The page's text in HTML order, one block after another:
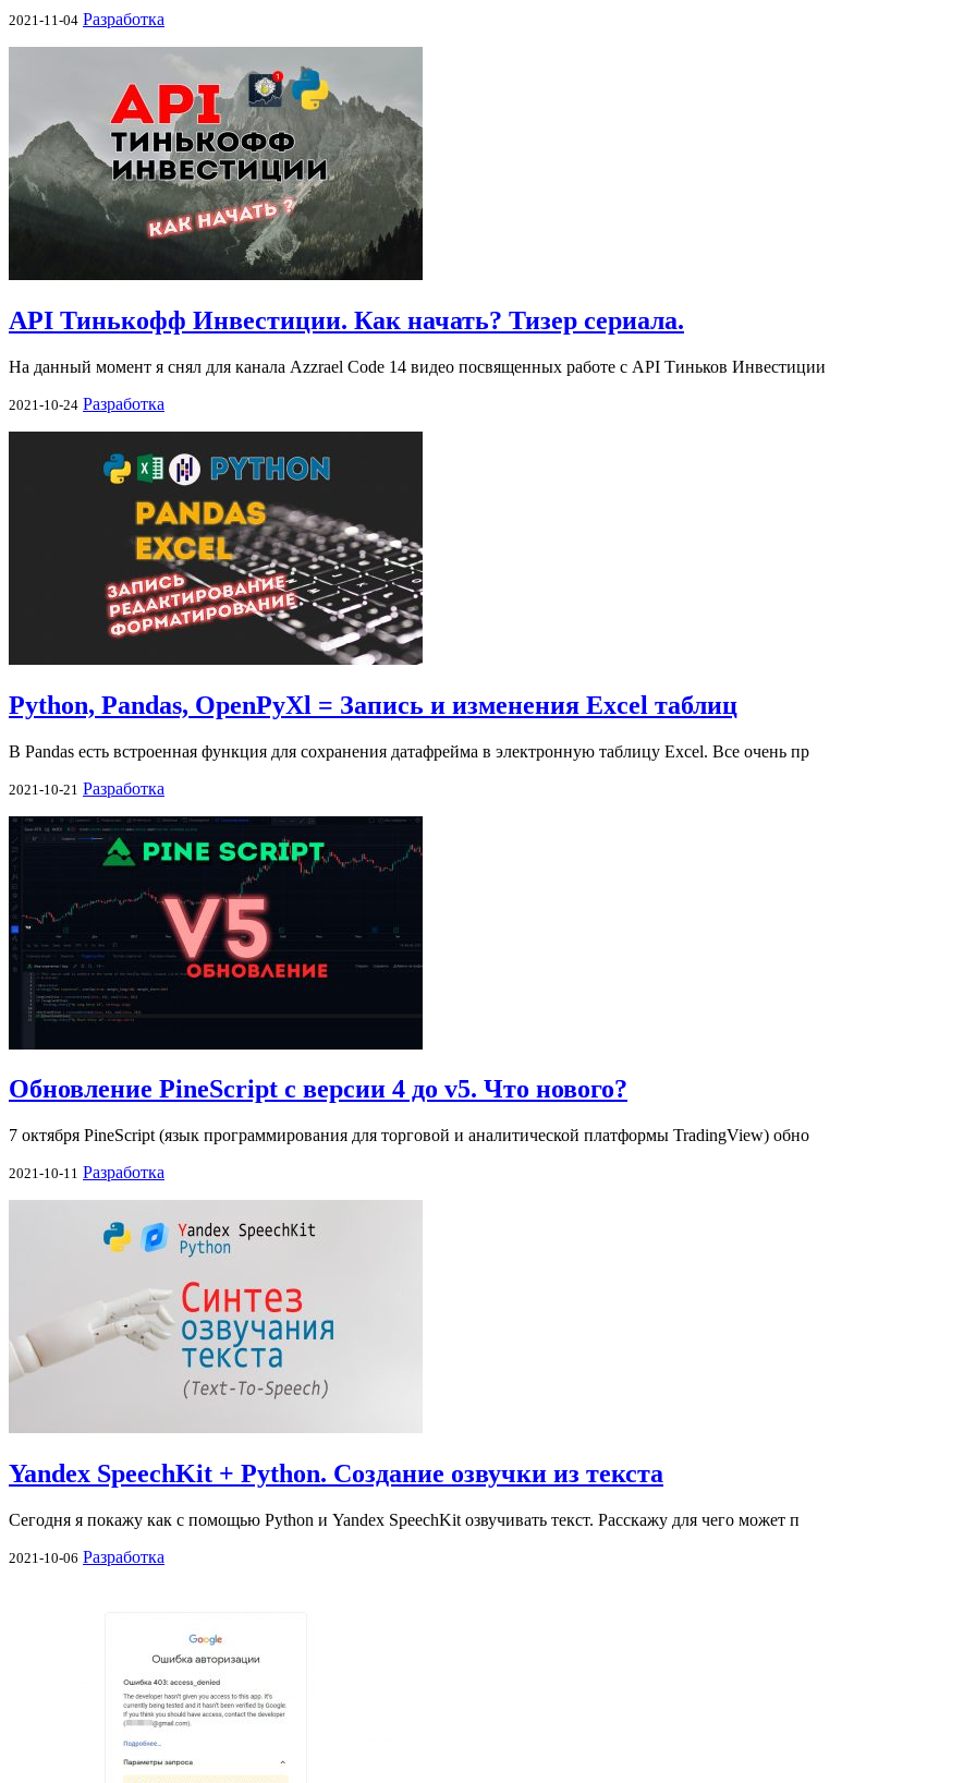
2021-11-04 Разработка
API Тинькофф Инвестиции. Как начать? Тизер сериала.
На данный момент я снял для канала Azzrael Code 14 видео посвященных работе с API Тиньков Инвестиции
2021-10-24 Разработка
Python, Pandas, OpenPyXl = Запись и изменения Excel таблиц
В Pandas есть встроенная функция для сохранения датафрейма в электронную таблицу Excel. Все очень пр
2021-10-21 Разработка
Обновление PineScript с версии 4 до v5. Что нового?
7 октября PineScript (язык программирования для торговой и аналитической платформы TradingView) обно
2021-10-11 Разработка
Yandex SpeechKit + Python. Создание озвучки из текста
Сегодня я покажу как с помощью Python и Yandex SpeechKit озвучивать текст. Расскажу для чего может п
2021-10-06 Разработка